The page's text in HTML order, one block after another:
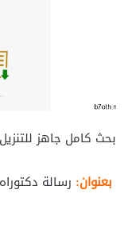
بحث كامل جاهز
بعنوان: رسالة